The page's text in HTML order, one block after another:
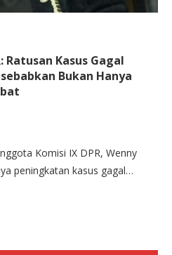
Ratusan Kasus Gagal
Bukan Hanya
Komisi IX DPR, Wenny
peningkatan kasus gagal…